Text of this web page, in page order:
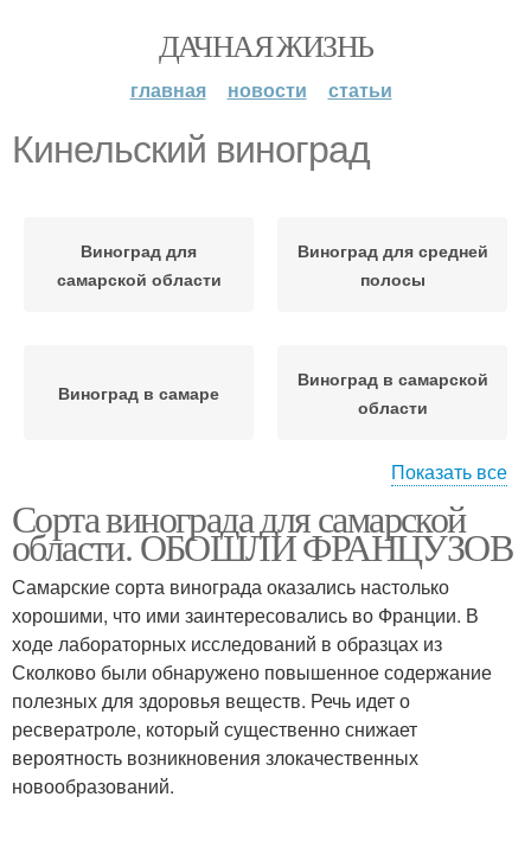
ДАЧНАЯ ЖИЗНЬ
главная новости статьи
Кинельский виноград
Виноград для
самарской области
Виноград для средней
полосы
Виноград в самаре
Виноград в самарской
области
Виноград для вина
Виноград для
виноделия
Необычный виноград
Виноград для среднего
поволжья
Морозостойкий
виноград
Показать все
Сорта винограда для самарской
области. ОБОШЛИ ФРАНЦУЗОВ
Самарские сорта винограда оказались настолько
хорошими, что ими заинтересовались во Франции. В
ходе лабораторных исследований в образцах из
Сколково были обнаружено повышенное содержание
полезных для здоровья веществ. Речь идет о
ресвератроле, который существенно снижает
вероятность возникновения злокачественных
новообразований.